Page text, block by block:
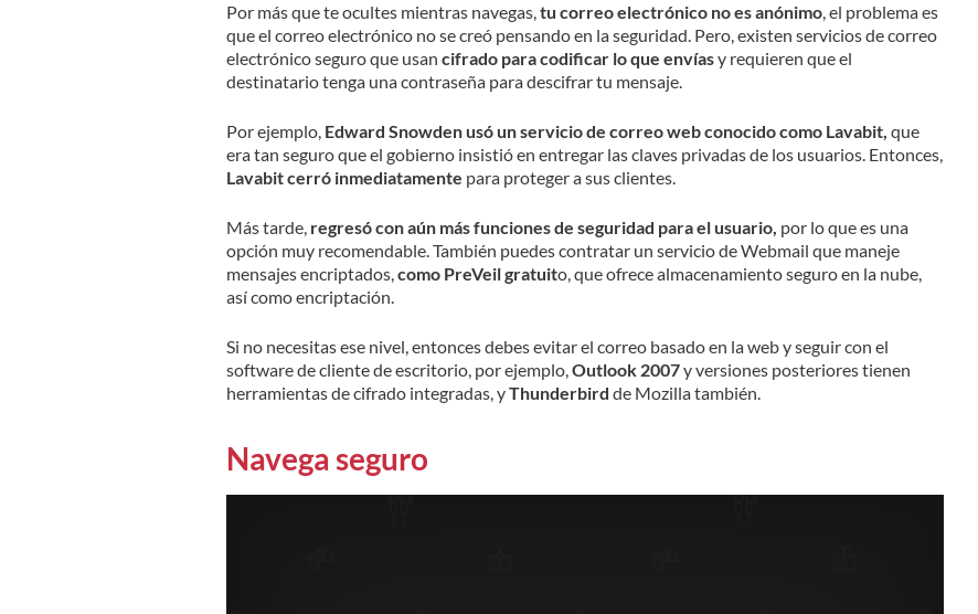
Por más que te ocultes mientras navegas,tu correo electrónico no es anónimo, el problema es
que el correo electrónico no se creó pensando en la seguridad. Pero, existen servicios de correo
electrónico seguro que usan cifrado para codificar lo que envíasy requieren que el
destinatario tenga una contraseña para descifrar tu mensaje.
Por ejemplo, Edward Snowden usó un servicio de correo web conocido como Lavabit, que
era tan seguro que el gobierno insistió en entregar las claves privadas de los usuarios. Entonces,
Lavabit cerró inmediatamente para proteger a sus clientes.
Más tarde,regresó con aún más funciones de seguridad para el usuario, por lo que es una
opción muy recomendable. También puedes contratar un servicio de Webmail que maneje
mensajes encriptados,como PreVeil gratuito, que ofrece almacenamiento seguro en la nube,
así como encriptación.
Si no necesitas ese nivel, entonces debes evitar el correo basado en la web y seguir con el
software de cliente de escritorio, por ejemplo,Outlook 2007y versiones posteriores tienen
herramientas de cifrado integradas, yThunderbird de Mozilla también.
Navega seguro